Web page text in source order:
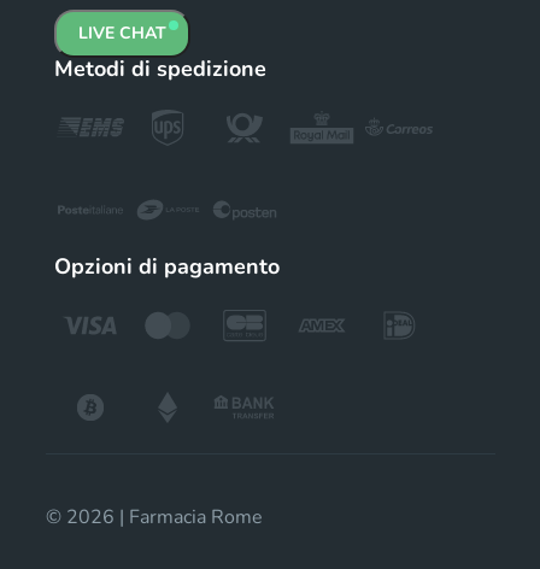
LIVE CHAT
Metodi di spedizione
Opzioni di pagamento
© 2026 | Farmacia Rome